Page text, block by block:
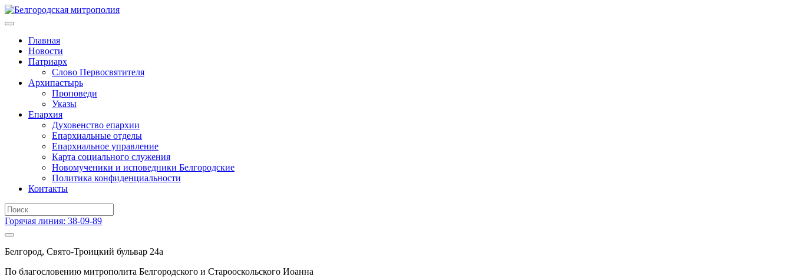
Главная
Новости
Патриарх
Слово Первосвятителя
Архипастырь
Проповеди
Указы
Епархия
Духовенство епархии
Епархиальные отделы
Епархиальное управление
Карта социального служения
Новомученики и исповедники Белгородские
Политика конфиденциальности
Контакты
Горячая линия: 38-09-89
Белгород, Свято-Троицкий бульвар 24а
По благословению митрополита Белгородского и Старооскольского Иоанна